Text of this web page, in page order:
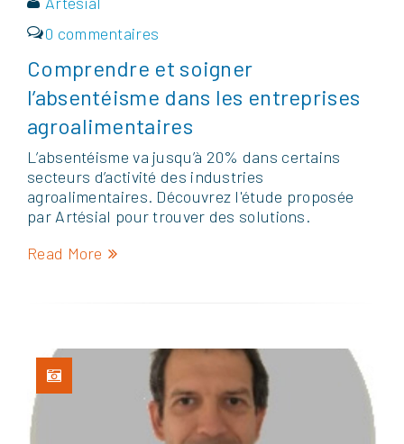
0 commentaires
Comprendre et soigner
l’absentéisme dans les entreprises
agroalimentaires
L’absentéisme va jusqu’à 20% dans certains
secteurs d’activité des industries
agroalimentaires. Découvrez l'étude proposée
par Artésial pour trouver des solutions.
Read More